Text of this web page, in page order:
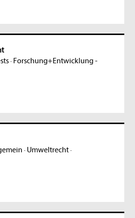
· Forschung+Entwicklung -
· Umweltrecht·